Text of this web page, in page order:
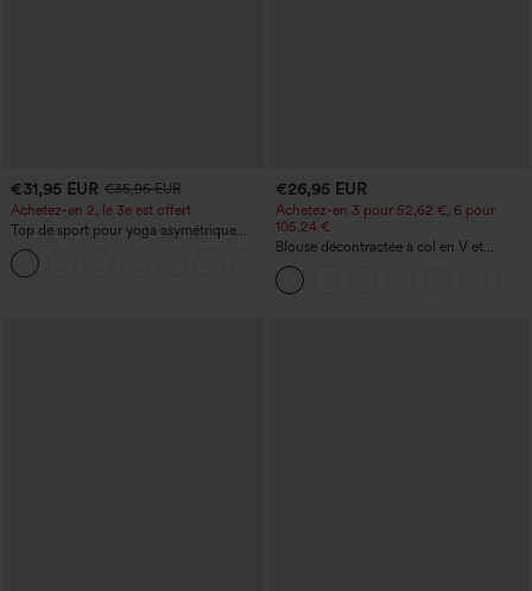
€31,95 EUR €35,95 EUR
Achetez-en 2, le 3e est offert
Top de sport pour yoga asymétrique
(une épaule) à manches longues avec
ouverture pour le pouce, ourlet arrondi
haut-bas, séchage rapide, soutien-gorge
€26,95 EUR
Achetez-en 3 pour 52,62 €, 6 pour
105,24 €
Blouse décontractée à col en V et
manches courtes bouffantes